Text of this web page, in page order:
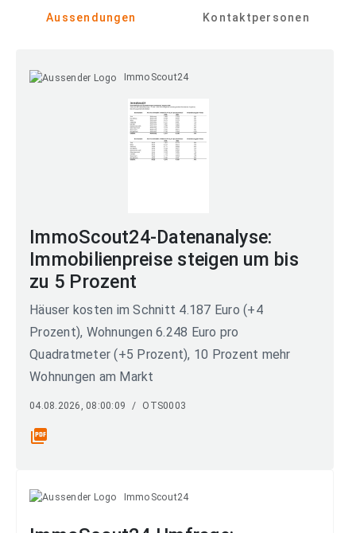
Aussendungen Kontaktpersonen
ImmoScout24
ImmoScout24-Datenanalyse:
Immobilienpreise steigen um bis
zu 5 Prozent
Häuser kosten im Schnitt 4.187 Euro (+4
Prozent), Wohnungen 6.248 Euro pro
Quadratmeter (+5 Prozent), 10 Prozent mehr
Wohnungen am Markt
04.08.2026, 08:00:09 / OTS0003
picture_as_pdf
ImmoScout24